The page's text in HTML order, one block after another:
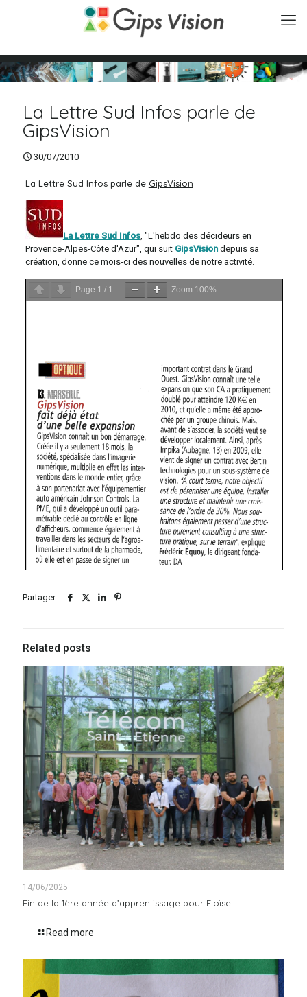
La Lettre Sud Infos parle de
GipsVision
30/07/2010
La Lettre Sud Infos parle de GipsVision
La Lettre Sud Infos, "L'hebdo des décideurs en
Provence-Alpes-Côte d'Azur", qui suit GipsVisiondepuis sa
création, donne ce mois-ci des nouvelles de notre activité.
Page 1 / 1 Zoom 100%
Partager
Related posts
14/06/2025
Fin de la 1ère année d’apprentissage pour Eloïse
Read more